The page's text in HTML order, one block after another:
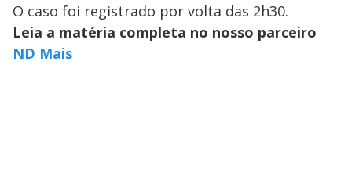
O caso foi registrado por volta das 2h30.
Leia a matéria completa no nosso parceiro
ND Mais